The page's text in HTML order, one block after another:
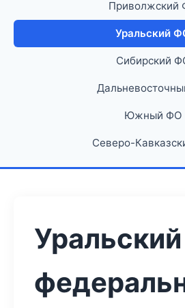
Приволжский
Уральский
Сибирский
Южный ФО
Северо-
Уральский